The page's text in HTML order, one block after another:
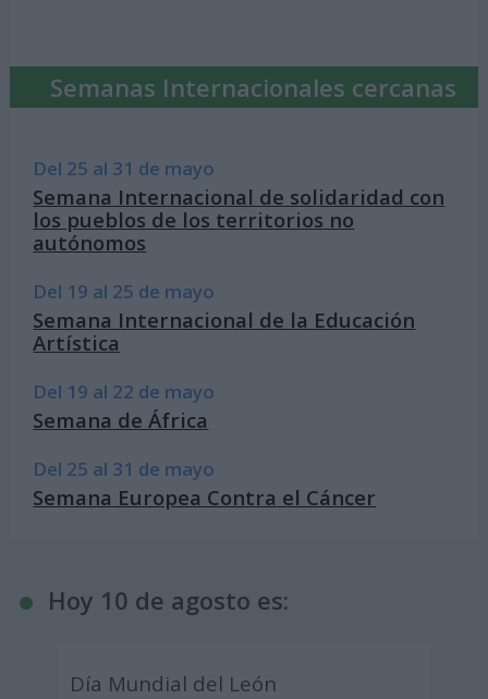
Semanas Internacionales cercanas
Del 25 al 31 de mayo
Semana Internacional de solidaridad con
los pueblos de los territorios no
autónomos
Del 19 al 25 de mayo
Semana Internacional de la Educación
Artística
Del 19 al 22 de mayo
Semana de África
Del 25 al 31 de mayo
Semana Europea Contra el Cáncer
Hoy 10 de agosto es:
Día Mundial del León